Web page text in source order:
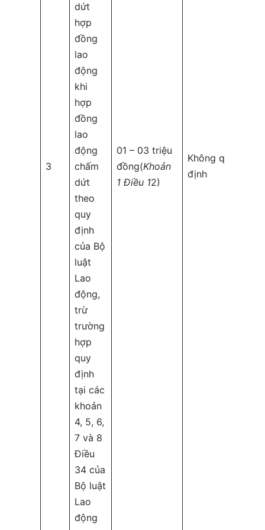
3
dứt
hợp
đồng
lao
động
khi
hợp
đồng
lao
động
chấm
dứt
theo
quy
định
của Bộ
luật
Lao
động,
trừ
trường
hợp
quy
định
tại các
khoản
4, 5, 6,
7 và 8
Điều
34 của
Bộ luật
Lao
động
01 – 03 triệu
đồng(Khoản
1 Điều 12)
Không quy
định